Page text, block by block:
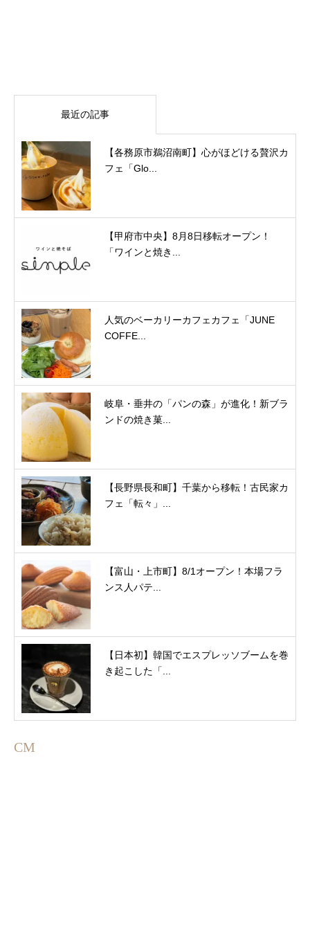
最近の記事
【各務原市鵜沼南町】心がほどける贅沢カ
フェ「Glo...
【甲府市中央】8月8日移転オープン！
「ワインと焼き...
人気のベーカリーカフェカフェ「JUNE
COFFE...
岐阜・垂井の「パンの森」が進化！新ブラ
ンドの焼き菓...
【長野県長和町】千葉から移転！古民家カ
フェ「転々」...
【富山・上市町】8/1オープン！本場フラ
ンス人パテ...
【日本初】韓国でエスプレッソブームを巻
き起こした「...
CM